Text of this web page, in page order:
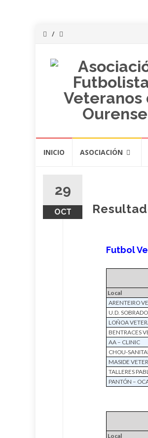
INICIO ASOCIACIÓN
29
OCT
Futbol
Local
ARENTEIRO
U.D.
LOÑOA
BENTRACES
AA – CLINIC
CHOU-
MASIDE
TALLERES
PANTÓN –
Local